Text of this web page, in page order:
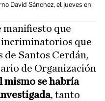
David Sánchez, el jueves en
manifiesto que
que
de Santos Cerdán,
de Organización
mismo se habría
, tanto